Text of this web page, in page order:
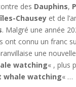
des Dauphins,
îles-Chausey et de
. Malgré une année
ont connu un franc
une
watching« , plus
whale watching« …